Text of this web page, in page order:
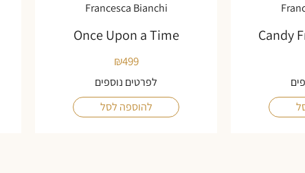
Candy
Francesca Bianchi
Once Upon a Time
₪499
לפרטים נוספים
להוספה לסל